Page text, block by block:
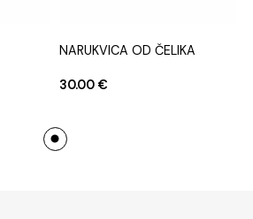
NARUKVICA OD ČELIKA
30.00€